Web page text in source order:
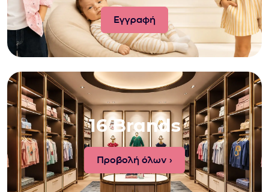
16 Brands
Προβολή όλων ›